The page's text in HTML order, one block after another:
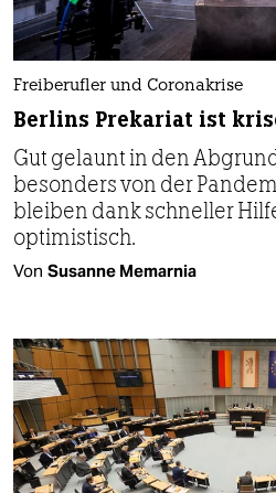
Freiberufler und Coronakrise
Berlins Prekariat ist
Gut gelaunt in den
besonders von der
bleiben dank schneller
optimistisch.
Von Susanne Memarnia